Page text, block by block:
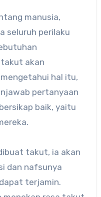
manusia,
seluruh perilaku
akan
hal itu,
pertanyaan
baik, yaitu
takut, ia akan
dan nafsunya
terjamin.